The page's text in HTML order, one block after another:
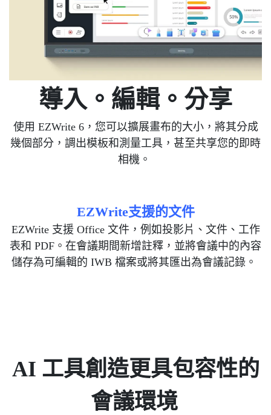
導入。 編輯。分享
使用 EZWrite 6，您可以擴展畫布的大小，將其分成
幾個部分，調出模板和測量工具，甚至共享您的即時
相機。
EZWrite支援的文件
EZWrite 支援 Office 文件，例如投影片、文件、工作
表和 PDF。在會議期間新增註釋，並將會議中的內容
儲存為可編輯的 IWB 檔案或將其匯出為會議記錄。
AI 工具創造更具包容性的
會議環境